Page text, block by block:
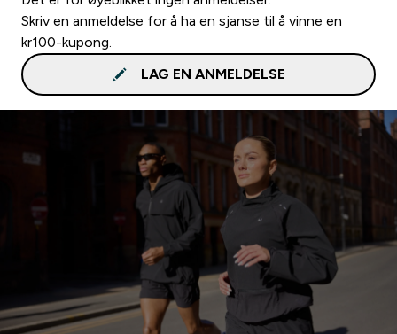
Skriv en anmeldelse for å ha en sjanse til å vinne en
kr100-kupong.
LAG EN ANMELDELSE